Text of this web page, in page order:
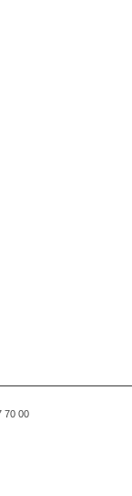
70 00